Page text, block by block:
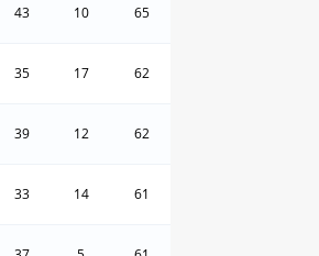
43 10 65
35 17 62
39 12 62
33 14 61